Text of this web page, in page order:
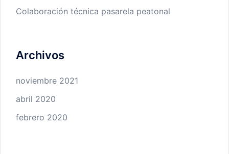
Colaboración técnica pasarela peatonal
Archivos
noviembre 2021
abril 2020
febrero 2020